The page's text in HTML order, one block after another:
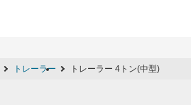
トレーラー トレーラー 4トン(中型)